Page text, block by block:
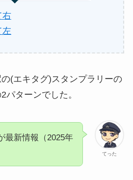
右
左
(エキタグ)スタンプラリーの
パターンでした。
てった
最新情報（2025年